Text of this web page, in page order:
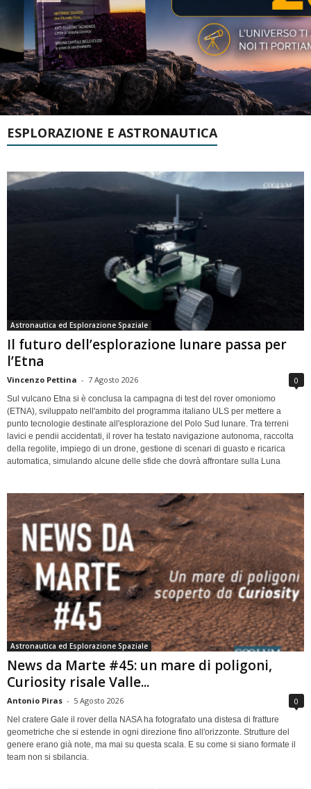
ESPLORAZIONE E ASTRONAUTICA
Astronautica ed Esplorazione Spaziale
Il futuro dell’esplorazione lunare passa per
l’Etna
Vincenzo Pettina - 7 Agosto 2026 0
Sul vulcano Etna si è conclusa la campagna di test del rover omoniomo
(ETNA), sviluppato nell'ambito del programma italiano ULS per mettere a
punto tecnologie destinate all'esplorazione del Polo Sud lunare. Tra terreni
lavici e pendii accidentati, il rover ha testato navigazione autonoma, raccolta
della regolite, impiego di un drone, gestione di scenari di guasto e ricarica
automatica, simulando alcune delle sfide che dovrà affrontare sulla Luna
Astronautica ed Esplorazione Spaziale
News da Marte #45: un mare di poligoni,
Curiosity risale Valle...
Antonio Piras - 5 Agosto 2026 0
Nel cratere Gale il rover della NASA ha fotografato una distesa di fratture
geometriche che si estende in ogni direzione fino all'orizzonte. Strutture del
genere erano già note, ma mai su questa scala. E su come si siano formate il
team non si sbilancia.